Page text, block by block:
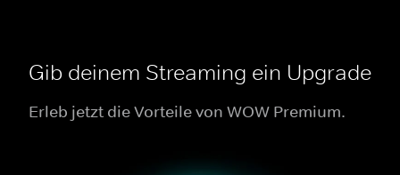
Gib deinem Streaming ein Upgrade
Erleb jetzt die Vorteile von WOW Premium.